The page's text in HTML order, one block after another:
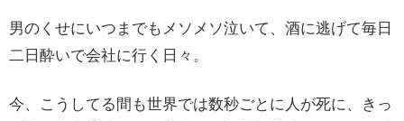
男のくせにいつまでもメソメソ泣いて、酒に逃げて毎日
二日酔いで会社に行く日々。
今、こうしてる間も世界では数秒ごとに人が死に、きっ